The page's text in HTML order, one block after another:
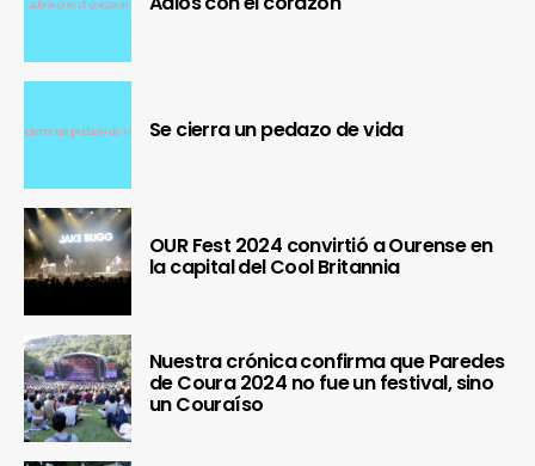
Se cierra un pedazo de vida
OUR Fest 2024 convirtió a Ourense en
la capital del Cool Britannia
Nuestra crónica confirma que Paredes
de Coura 2024 no fue un festival, sino
un Couraíso